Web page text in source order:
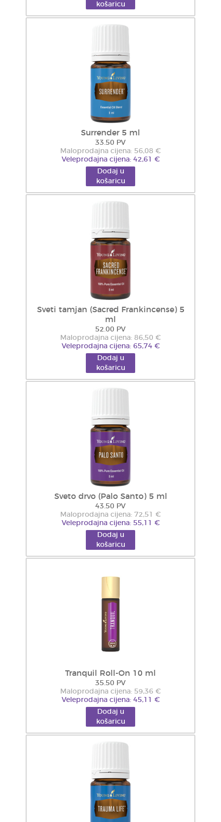
košaricu
Surrender 5 ml
33.50 PV
Maloprodajna cijena: 56,08 €
Veleprodajna cijena: 42,61 €
Dodaj u
košaricu
Sveti tamjan (Sacred Frankincense) 5
ml
52.00 PV
Maloprodajna cijena: 86,50 €
Veleprodajna cijena: 65,74 €
Dodaj u
košaricu
Sveto drvo (Palo Santo) 5 ml
43.50 PV
Maloprodajna cijena: 72,51 €
Veleprodajna cijena: 55,11 €
Dodaj u
košaricu
Tranquil Roll-On 10 ml
35.50 PV
Maloprodajna cijena: 59,36 €
Veleprodajna cijena: 45,11 €
Dodaj u
košaricu